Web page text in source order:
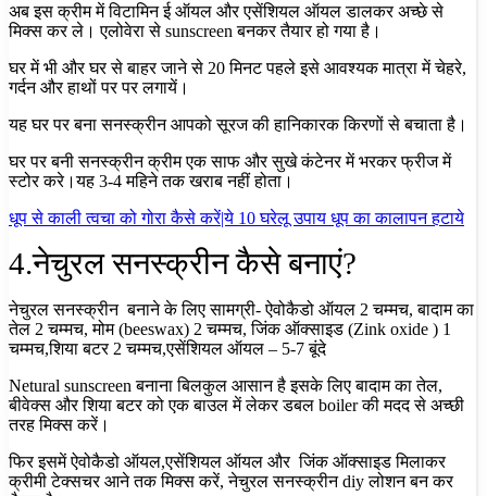
अब इस क्रीम में विटामिन ई ऑयल और एसेंशियल ऑयल डालकर अच्छे से
मिक्स कर ले। एलोवेरा से sunscreen बनकर तैयार हो गया है।
घर में भी और घर से बाहर जाने से 20 मिनट पहले इसे आवश्यक मात्रा में चेहरे,
गर्दन और हाथों पर पर लगायें।
यह घर पर बना सनस्क्रीन आपको सूरज की हानिकारक किरणों से बचाता है।
घर पर बनी सनस्क्रीन क्रीम एक साफ और सुखे कंटेनर में भरकर फ्रीज में
स्टोर करे।यह 3-4 महिने तक खराब नहीं होता।
धूप से काली त्वचा को गोरा कैसे करें|ये 10 घरेलू उपाय धूप का कालापन हटाये
4.नेचुरल सनस्क्रीन कैसे बनाएं?
नेचुरल सनस्क्रीन बनाने के लिए सामग्री-ऐवोकैडो ऑयल 2 चम्मच,बादाम का
तेल 2 चम्मच,मोम (beeswax) 2 चम्मच,जिंक ऑक्साइड (Zink oxide ) 1
चम्मच,शिया बटर 2 चम्मच,एसेंशियल ऑयल – 5-7 बूंदे
Netural sunscreen बनाना बिलकुल आसान है इसके लिए बादाम का तेल,
बीवेक्स और शिया बटर को एक बाउल में लेकर डबल boiler की मदद से अच्छी
तरह मिक्स करें।
फिर इसमें ऐवोकैडो ऑयल,एसेंशियल ऑयल और जिंक ऑक्साइड मिलाकर
क्रीमी टेक्सचर आने तक मिक्स करें, नेचुरल सनस्क्रीन diy लोशन बन कर